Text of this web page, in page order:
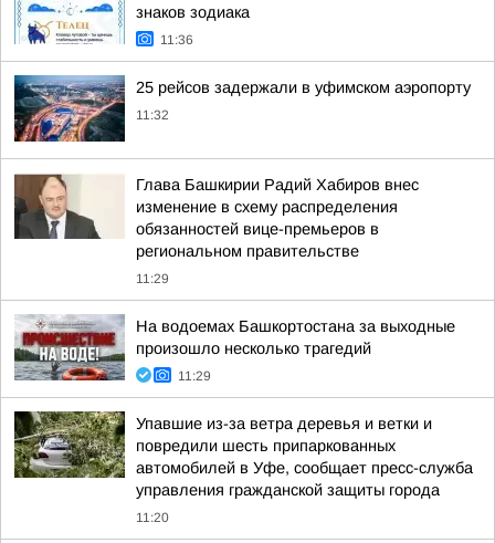
знаков зодиака
11:36
25 рейсов задержали в уфимском аэропорту
11:32
Глава Башкирии Радий Хабиров внес
изменение в схему распределения
обязанностей вице-премьеров в
региональном правительстве
11:29
На водоемах Башкортостана за выходные
произошло несколько трагедий
11:29
Упавшие из-за ветра деревья и ветки и
повредили шесть припаркованных
автомобилей в Уфе, сообщает пресс-служба
управления гражданской защиты города
11:20